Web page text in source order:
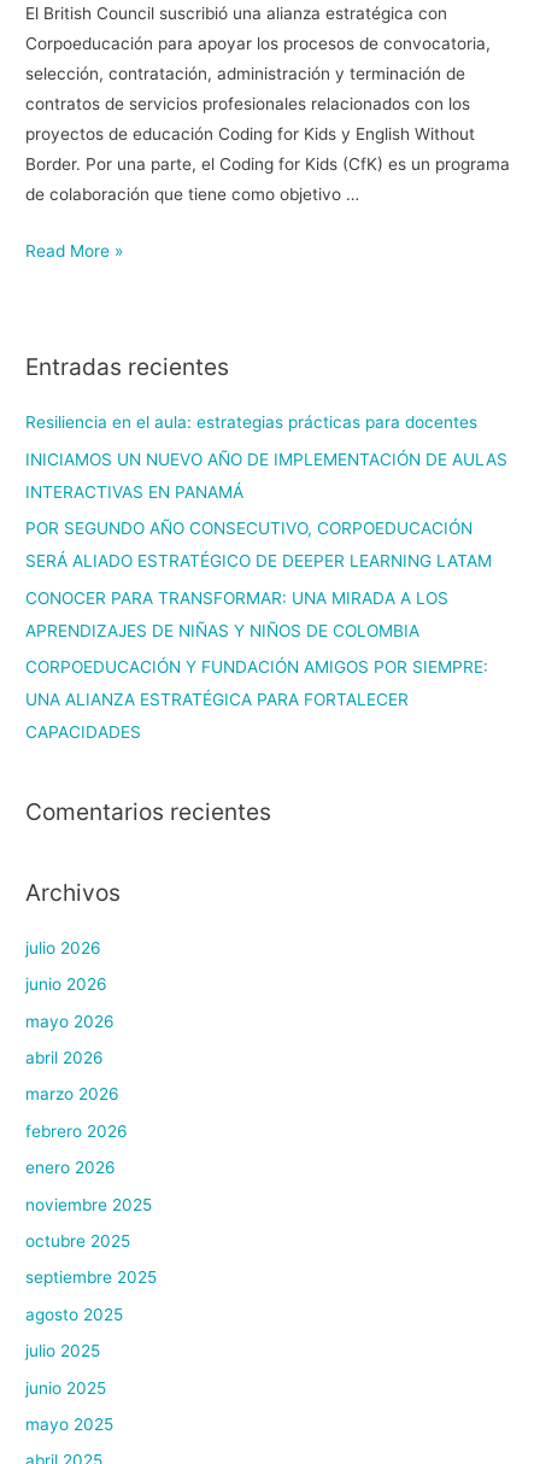
El British Council suscribió una alianza estratégica con
Corpoeducación para apoyar los procesos de convocatoria,
selección, contratación, administración y terminación de
contratos de servicios profesionales relacionados con los
proyectos de educación Coding for Kids y English Without
Border. Por una parte, el Coding for Kids (CfK) es un programa
de colaboración que tiene como objetivo …
Read More »
Entradas recientes
Resiliencia en el aula: estrategias prácticas para docentes
INICIAMOS UN NUEVO AÑO DE IMPLEMENTACIÓN DE AULAS
INTERACTIVAS EN PANAMÁ
POR SEGUNDO AÑO CONSECUTIVO, CORPOEDUCACIÓN
SERÁ ALIADO ESTRATÉGICO DE DEEPER LEARNING LATAM
CONOCER PARA TRANSFORMAR: UNA MIRADA A LOS
APRENDIZAJES DE NIÑAS Y NIÑOS DE COLOMBIA
CORPOEDUCACIÓN Y FUNDACIÓN AMIGOS POR SIEMPRE:
UNA ALIANZA ESTRATÉGICA PARA FORTALECER
CAPACIDADES
Comentarios recientes
Archivos
julio 2026
junio 2026
mayo 2026
abril 2026
marzo 2026
febrero 2026
enero 2026
noviembre 2025
octubre 2025
septiembre 2025
agosto 2025
julio 2025
junio 2025
mayo 2025